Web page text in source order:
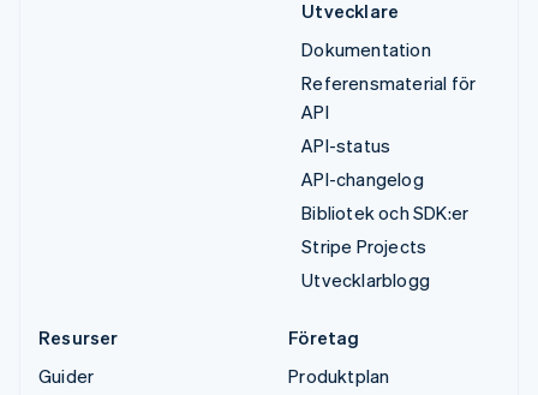
Utvecklare
Dokumentation
Referensmaterial för
API
API-status
API-changelog
Bibliotek och SDK:er
Stripe Projects
Utvecklarblogg
Resurser
Guider
Företag
Produktplan